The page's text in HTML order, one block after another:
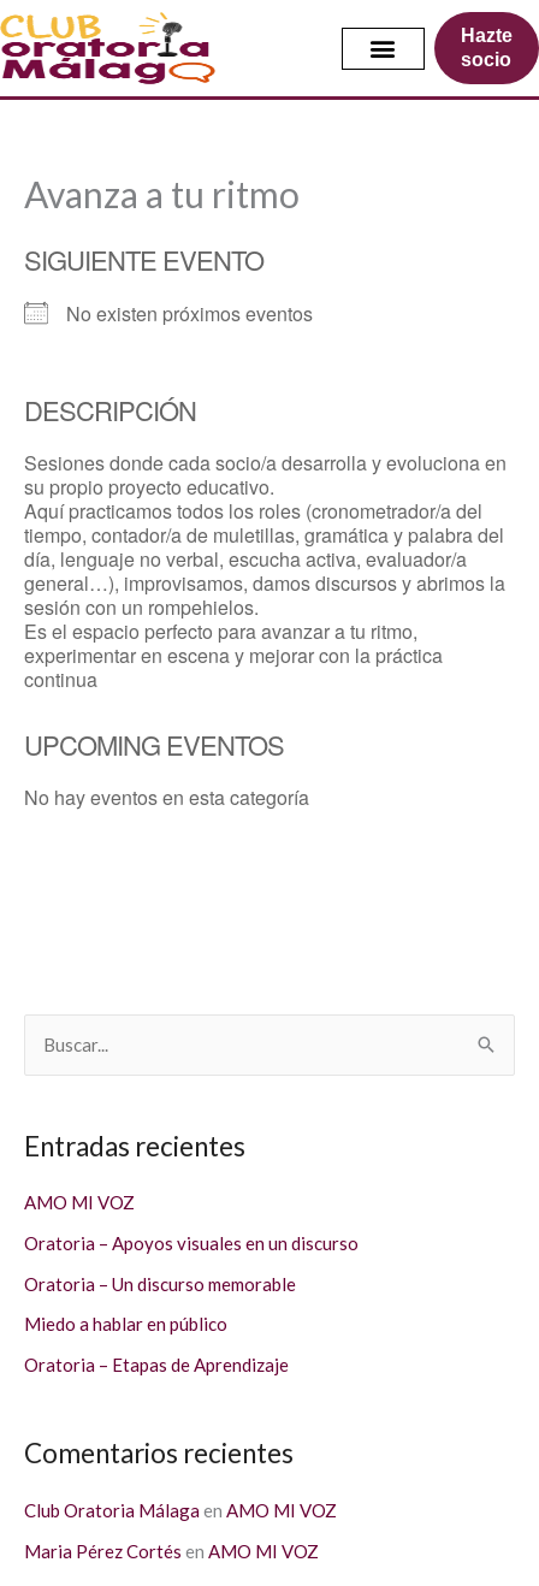
Ir
al
contenido
Hazte
socio
Avanza a tu ritmo
SIGUIENTE EVENTO
No existen próximos eventos
DESCRIPCIÓN
Sesiones donde cada socio/a desarrolla y evoluciona en
su propio proyecto educativo.
Aquí practicamos todos los roles (cronometrador/a del
tiempo, contador/a de muletillas, gramática y palabra del
día, lenguaje no verbal, escucha activa, evaluador/a
general…), improvisamos, damos discursos y abrimos la
sesión con un rompehielos.
Es el espacio perfecto para avanzar a tu ritmo,
experimentar en escena y mejorar con la práctica
continua
UPCOMING EVENTOS
No hay eventos en esta categoría
c
a
:
Entradas recientes
AMO MI VOZ
Oratoria – Apoyos visuales en un discurso
Oratoria – Un discurso memorable
Miedo a hablar en público
Oratoria – Etapas de Aprendizaje
Comentarios recientes
Club Oratoria Málagaen AMO MI VOZ
Maria Pérez Cortés en AMO MI VOZ